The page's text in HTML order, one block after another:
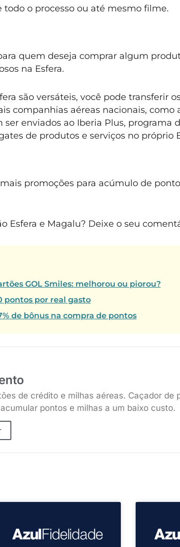
o processo ou até mesmo filme.
quem deseja comprar algum
na Esfera.
são versáteis, você pode transferir
companhias aéreas nacionais, como
ser enviados ao Iberia Plus, programa
de produtos e serviços no próprio
promoções para acúmulo de
Esfera e Magalu? Deixe o seu
GOL Smiles: melhorou ou piorou?
pontos por real gasto
de bônus na compra de pontos
de crédito e milhas aéreas. Caçador de
pontos e milhas a um baixo custo.